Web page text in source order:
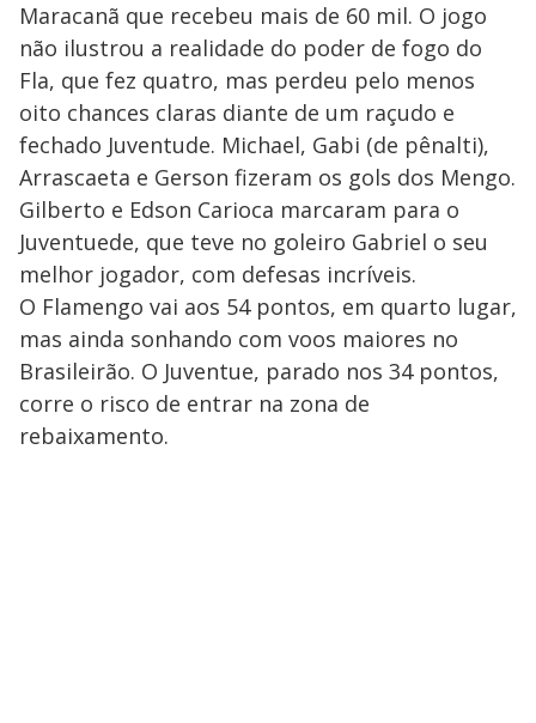
Maracanã que recebeu mais de 60 mil. O jogo
não ilustrou a realidade do poder de fogo do
Fla, que fez quatro, mas perdeu pelo menos
oito chances claras diante de um raçudo e
fechado Juventude. Michael, Gabi (de pênalti),
Arrascaeta e Gerson fizeram os gols dos Mengo.
Gilberto e Edson Carioca marcaram para o
Juventuede, que teve no goleiro Gabriel o seu
melhor jogador, com defesas incríveis.
O Flamengo vai aos 54 pontos, em quarto lugar,
mas ainda sonhando com voos maiores no
Brasileirão. O Juventue, parado nos 34 pontos,
corre o risco de entrar na zona de
rebaixamento.